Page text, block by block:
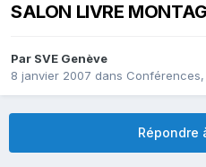
SALON LIVRE
Par SVE Genève
8 janvier 2007 dans
Répondre